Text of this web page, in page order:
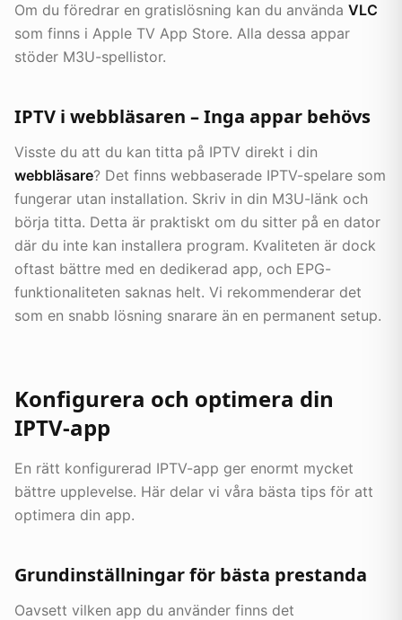
Om du föredrar en gratislösning kan du använda VLC
som finns i Apple TV App Store. Alla dessa appar
stöder M3U-spellistor.
IPTV i webbläsaren – Inga appar behövs
Visste du att du kan titta på IPTV direkt i din
webbläsare? Det finns webbaserade IPTV-spelare som
fungerar utan installation. Skriv in din M3U-länk och
börja titta. Detta är praktiskt om du sitter på en dator
där du inte kan installera program. Kvaliteten är dock
oftast bättre med en dedikerad app, och EPG-
funktionaliteten saknas helt. Vi rekommenderar det
som en snabb lösning snarare än en permanent setup.
Konfigurera och optimera din
IPTV-app
En rätt konfigurerad IPTV-app ger enormt mycket
bättre upplevelse. Här delar vi våra bästa tips för att
optimera din app.
Grundinställningar för bästa prestanda
Oavsett vilken app du använder finns det